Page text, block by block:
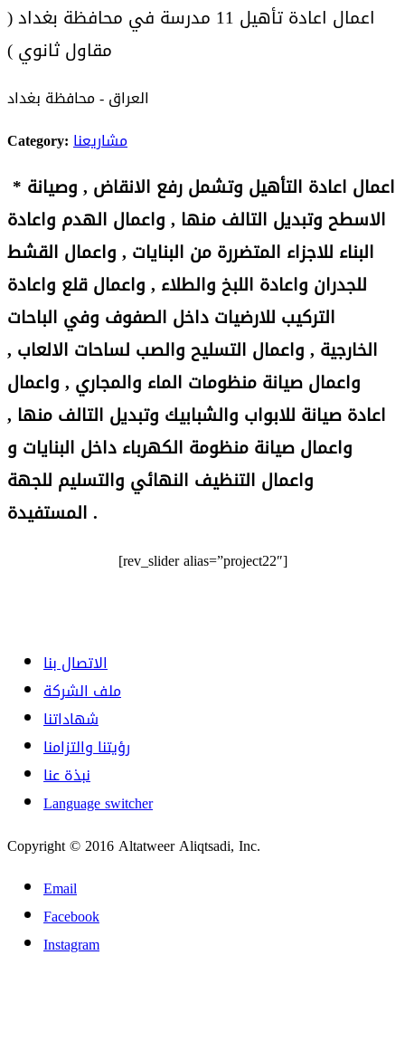
اعمال اعادة تأهيل 11 مدرسة في محافظة بغداد (
مقاول ثانوي )
العراق - محافظة بغداد
Category:مشاريعنا
* اعمال اعادة التأهيل وتشمل رفع الانقاض , وصيانة
الاسطح وتبديل التالف منها , واعمال الهدم واعادة
البناء للاجزاء المتضررة من البنايات , واعمال القشط
للجدران واعادة اللبخ والطلاء , واعمال قلع واعادة
التركيب للارضيات داخل الصفوف وفي الباحات
الخارجية , واعمال التسليح والصب لساحات الالعاب ,
واعمال صيانة منظومات الماء والمجاري , واعمال
اعادة صيانة للابواب والشبابيك وتبديل التالف منها ,
واعمال صيانة منظومة الكهرباء داخل البنايات و
واعمال التنظيف النهائي والتسليم للجهة
المستفيدة .
[rev_slider alias=”project22″]
الاتصال بنا
ملف الشركة
شهاداتنا
رؤيتنا والتزامنا
نبذة عنا
Language switcher
Copyright © 2016 Altatweer Aliqtsadi, Inc.
Email
Facebook
Instagram